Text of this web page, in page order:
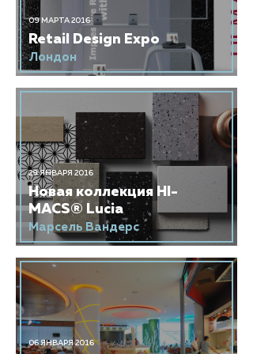
09 МАРТА 2016
Retail Design Expo
Лондон
29 ЯНВАРЯ 2016
Новая коллекция HI-
MACS® Lucia
Марсель Вандерс
06 ЯНВАРЯ 2016